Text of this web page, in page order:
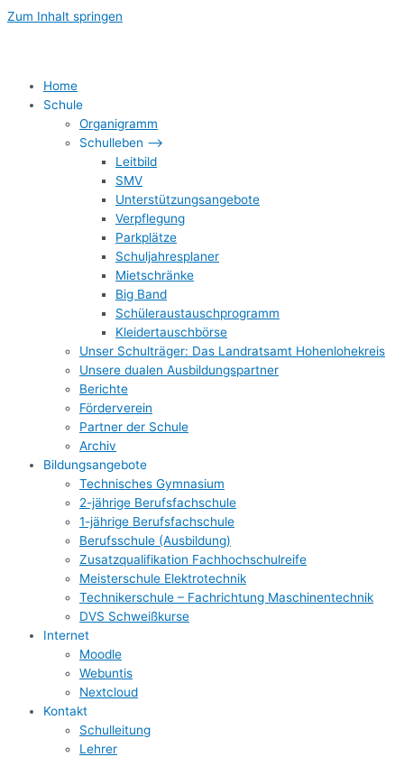
Zum Inhalt springen
Home
Schule
Organigramm
Schulleben –>
Leitbild
SMV
Unterstützungsangebote
Verpflegung
Parkplätze
Schuljahresplaner
Mietschränke
Big Band
Schüleraustauschprogramm
Kleidertauschbörse
Unser Schulträger: Das Landratsamt Hohenlohekreis
Unsere dualen Ausbildungspartner
Berichte
Förderverein
Partner der Schule
Archiv
Bildungsangebote
Technisches Gymnasium
2-jährige Berufsfachschule
1-jährige Berufsfachschule
Berufsschule (Ausbildung)
Zusatzqualifikation Fachhochschulreife
Meisterschule Elektrotechnik
Technikerschule – Fachrichtung Maschinentechnik
DVS Schweißkurse
Internet
Moodle
Webuntis
Nextcloud
Kontakt
Schulleitung
Lehrer